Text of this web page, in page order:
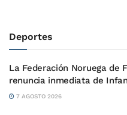
Deportes
La Federación Noruega de
renuncia inmediata de
7 AGOSTO 2026